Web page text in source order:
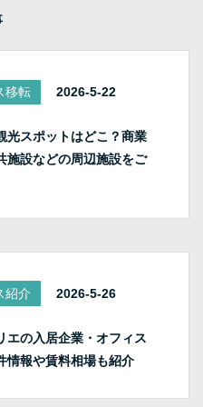
移転 2026-5-22
光スポットはどこ？商業
施設などの周辺施設をご
紹介 2026-5-26
エの入居企業・オフィス
情報や賃料相場も紹介